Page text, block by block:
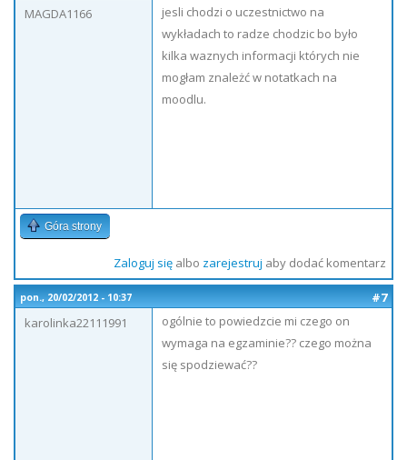
MAGDA1166
jesli chodzi o uczestnictwo na
wykładach to radze chodzic bo było
kilka waznych informacji których nie
mogłam znależć w notatkach na
moodlu.
Góra strony
Zaloguj sięalbo zarejestruj aby dodać komentarz
pon., 20/02/2012 - 10:37
#7
karolinka22111991
ogólnie to powiedzcie mi czego on
wymaga na egzaminie?? czego można
się spodziewać??